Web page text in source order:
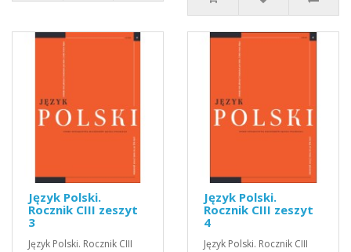
Język Polski.
Rocznik CIII zeszyt
3
Język Polski. Rocznik CIII
Język Polski.
Rocznik CIII zeszyt
4
Język Polski. Rocznik CIII